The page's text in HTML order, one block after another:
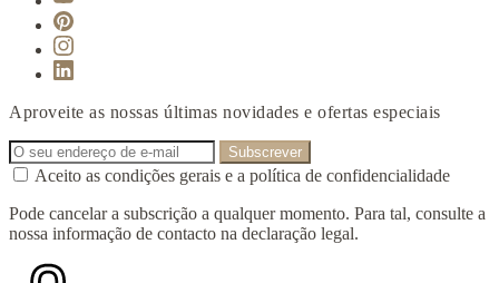
Aproveite as nossas últimas novidades e ofertas especiais
Aceito as condições gerais e a política de confidencialidade
Pode cancelar a subscrição a qualquer momento. Para tal, consulte a
nossa informação de contacto na declaração legal.